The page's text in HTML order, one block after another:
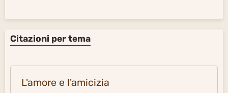
Citazioni per tema
L'amore e l'amicizia